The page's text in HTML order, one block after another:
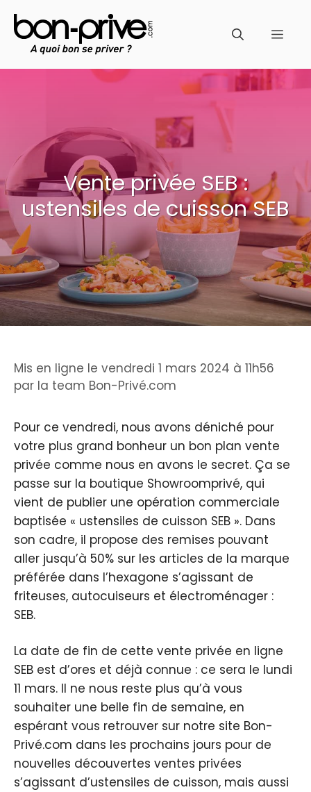
au
contenu
Vente privée SEB :
ustensiles de cuisson SEB
Mis en ligne le vendredi 1 mars 2024 à 11h56
par la team Bon-Privé.com
Pour ce vendredi, nous avons déniché pour
votre plus grand bonheur un bon plan vente
privée comme nous en avons le secret. Ça se
passe sur la boutique Showroomprivé, qui
vient de publier une opération commerciale
baptisée « ustensiles de cuisson SEB ». Dans
son cadre, il propose des remises pouvant
aller jusqu’à 50% sur les articles de la marque
préférée dans l’hexagone s’agissant de
friteuses, autocuiseurs et électroménager :
SEB.
La date de fin de cette vente privée en ligne
SEB est d’ores et déjà connue : ce sera le lundi
11 mars. Il ne nous reste plus qu’à vous
souhaiter une belle fin de semaine, en
espérant vous retrouver sur notre site Bon-
Privé.com dans les prochains jours pour de
nouvelles découvertes ventes privées
s’agissant d’ustensiles de cuisson, mais aussi